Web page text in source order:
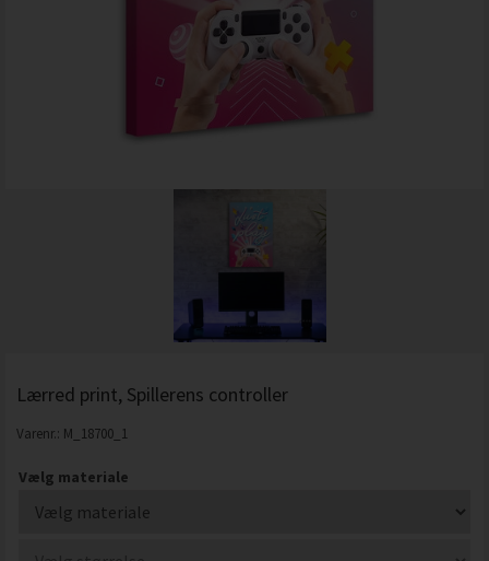
Lærred print, Spillerens controller
Varenr.: M_18700_1
Vælg materiale